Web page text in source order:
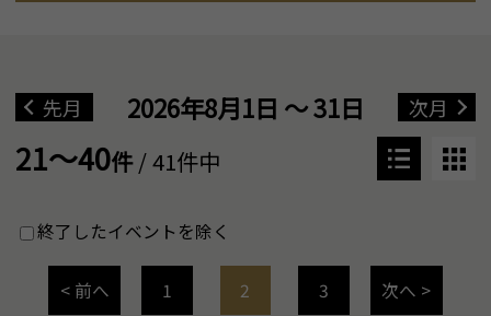
先月 2026年8月1日 ～ 31日 次月
21～40件/ 41件中
終了したイベントを除く
< 前へ 1 2 3 次へ >